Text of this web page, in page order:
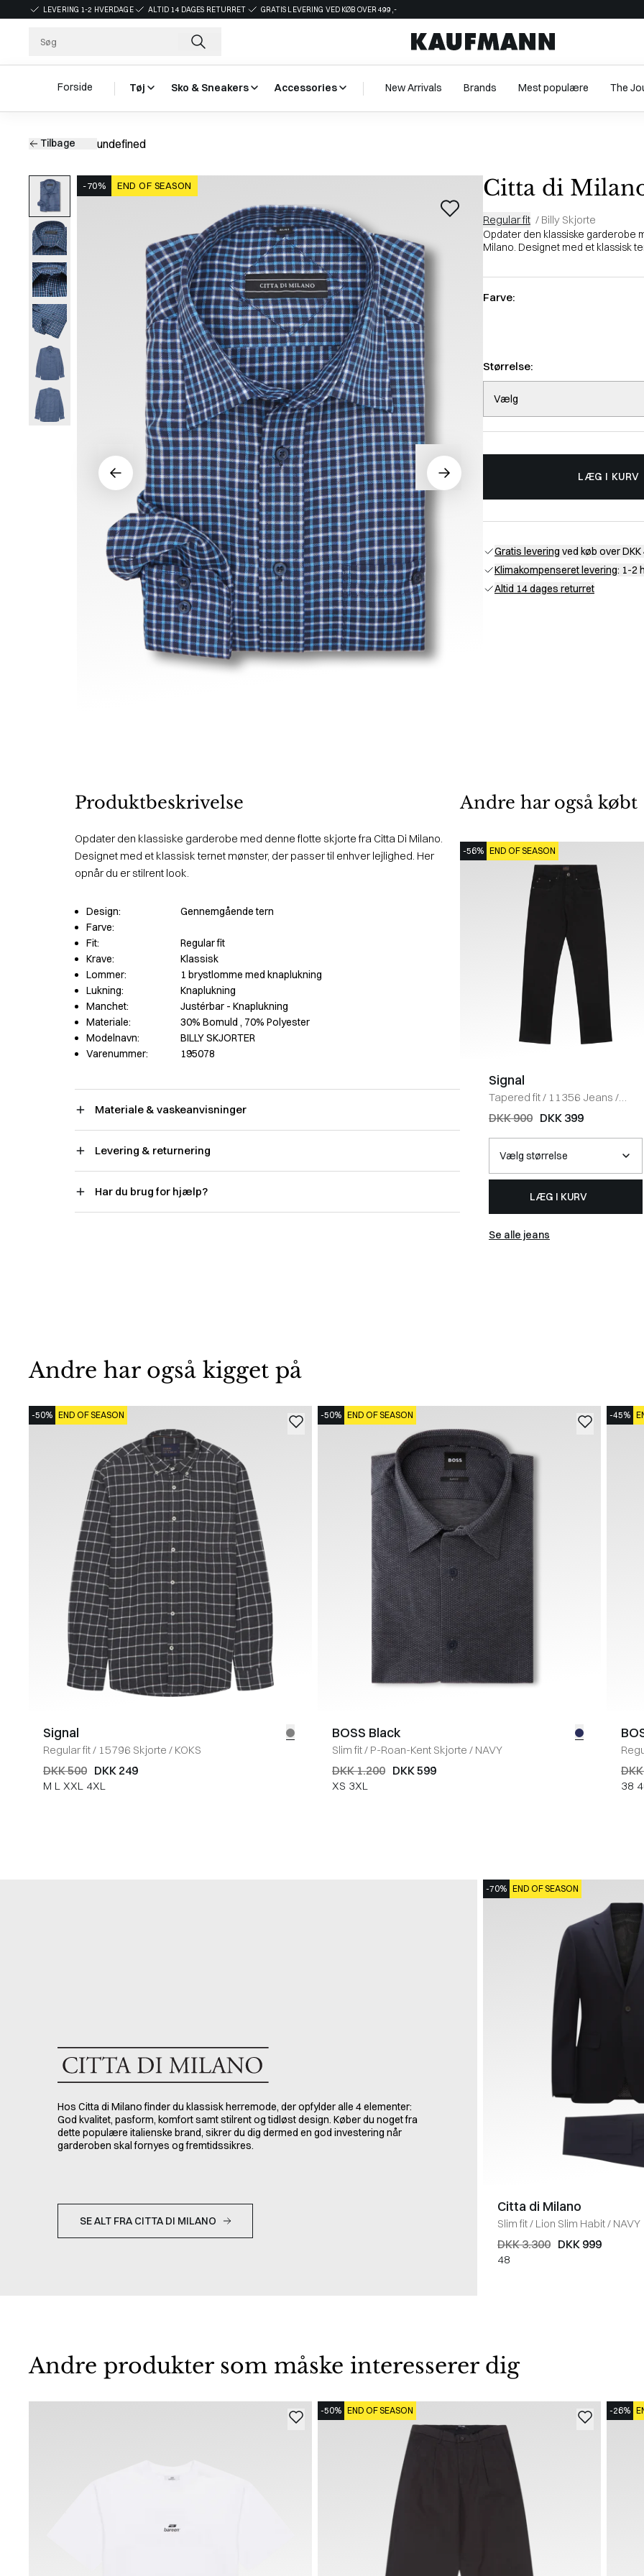
LEVERING 1-2 HVERDAGE ALTID 14 DAGES RETURRET GRATIS LEVERING VED KØB OVER 499,-
Forside Tøj Sko & Sneakers Accessories New Arrivals Brands Mest populære The
Tilbage undefined
-70% END OF SEASON Citta di
Regular fit / Billy Skjorte
Opdater den klassiske garderobe
Milano. Designet med et klassisk
Farve:
Størrelse:
Vælg
LÆG I KURV
Gratis levering ved køb over DKK
Klimakompenseret levering: 1-2
Altid 14 dages returret
Produktbeskrivelse
Opdater den klassiske garderobe med denne flotte skjorte fra Citta Di Milano.
Designet med et klassisk ternet mønster, der passer til enhver lejlighed. Her
opnår du er stilrent look.
Design:
Gennemgående tern
Farve:
Fit:
Regular fit
Krave:
Klassisk
Lommer:
1 brystlomme med knaplukning
Lukning:
Knaplukning
Manchet:
Justérbar - Knaplukning
Materiale:
30% Bomuld , 70% Polyester
Modelnavn:
BILLY SKJORTER
Varenummer:
195078
Materiale & vaskeanvisninger
Levering & returnering
Har du brug for hjælp?
Andre har også købt
-56% END OF SEASON
Signal
Tapered fit/ 11356 Jeans /
SORT
DKK 900 DKK 399
LÆG I KURV
Se alle jeans
Andre har også kigget på
-50% END OF SEASON
Signal
Regular fit/ 15796 Skjorte / KOKS
DKK 500 DKK 249
M L XXL 4XL
-50% END OF SEASON
BOSS Black
Slim fit/ P-Roan-Kent Skjorte / NAVY
DKK 1.200 DKK 599
XS 3XL
-45%
38
Hos Citta di Milano finder du klassisk herremode, der opfylder alle 4 elementer:
God kvalitet, pasform, komfort samt stilrent og tidløst design. Køber du noget fra
dette populære italienske brand, sikrer du dig dermed en god investering når
garderoben skal fornyes og fremtidssikres.
SE ALT FRA CITTA DI MILANO
-70% END OF SEASON
Citta di Milano
Slim fit/ Lion Slim Habit/ NAVY
DKK 3.300 DKK 999
48
Andre produkter som måske interesserer dig
-50% END OF SEASON -26%